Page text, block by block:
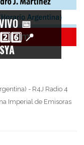
📅
📍
- R4J Radio 4
Imperial de Emisoras